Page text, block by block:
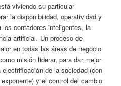
viviendo su particular
la disponibilidad, operatividad y
contadores inteligentes, la
artificial. Un proceso de
en todas las áreas de negocio
misión liderar, para dar mejor
de la sociedad (con
y el control del cambio